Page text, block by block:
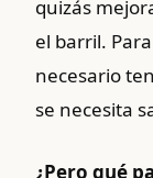
quizás
el barril.
necesario
se necesita
¿Pero qué